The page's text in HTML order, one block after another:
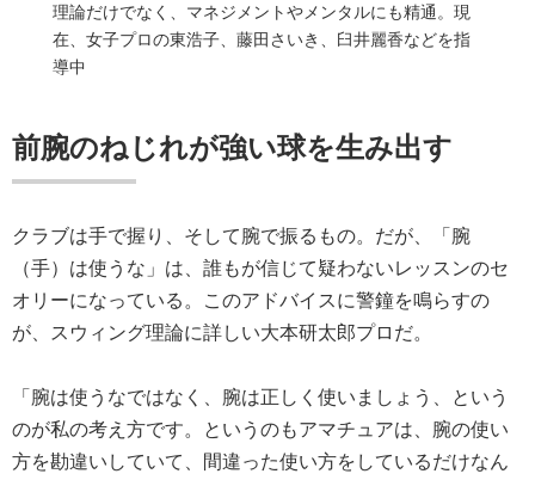
理論だけでなく、マネジメントやメンタルにも精通。現
在、女子プロの東浩子、藤田さいき、臼井麗香などを指
導中
前腕のねじれが強い球を生み出す
クラブは手で握り、そして腕で振るもの。だが、「腕
（手）は使うな」は、誰もが信じて疑わないレッスンのセ
オリーになっている。このアドバイスに警鐘を鳴らすの
が、スウィング理論に詳しい大本研太郎プロだ。
「腕は使うなではなく、腕は正しく使いましょう、という
のが私の考え方です。というのもアマチュアは、腕の使い
方を勘違いしていて、間違った使い方をしているだけなん